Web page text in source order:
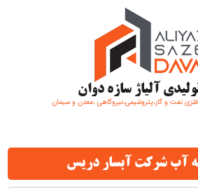
آلیاژ سازه دوان
نفت و گاز،پتروشیمی،نیروگاهی ،معدن و سیمان
آب شرکت آبسار دریس